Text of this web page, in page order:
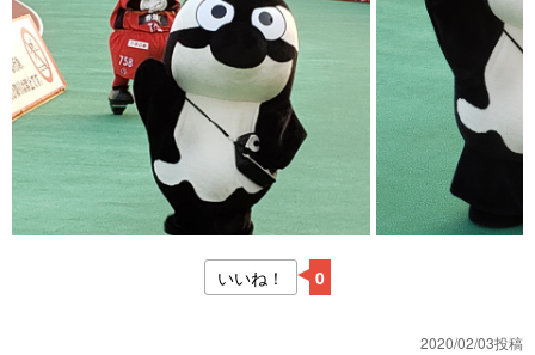
いいね！ 0
2020/02/03投稿